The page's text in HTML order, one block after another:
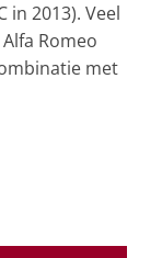
in 2013). Veel
Romeo
met